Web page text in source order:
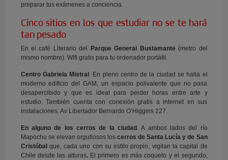
preparar tus exámenes a conciencia.
Cinco sitios en los que estudiar no se te hará
tan pesado
En el café Literario del Parque General Bustamante (metro del
mismo nombre). Wifi gratis para tu ordenador portátil.
Centro Gabriela Mistral . En pleno centro de la ciudad se halla el
moderno edificio del GAM, un espacio polivalente que no pasa
desapercibido y que es ideal para perder horas entre arte y
estudio. También cuenta con conexión gratis a internet en sus
instalaciones. Av Libertador Bernardo O’Higgins 227.
En alguno de los cerros de la ciudad. A ambos lados del río
Mapocho se elevan orgullosos los cerros de Santa Lucía y de San
Cristóbalque, cada uno con su estilo propio, vigilan la capital de
Chile desde las alturas. El primero es más coqueto y el segundo,